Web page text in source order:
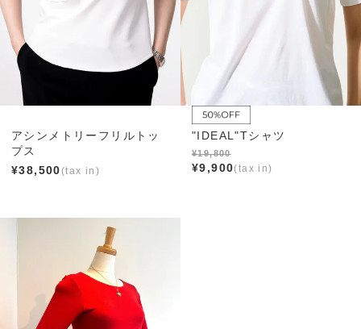
アシンメトリーフリルトッ
プス
¥38,500
"IDEAL"Tシャツ
¥19,800
¥9,900